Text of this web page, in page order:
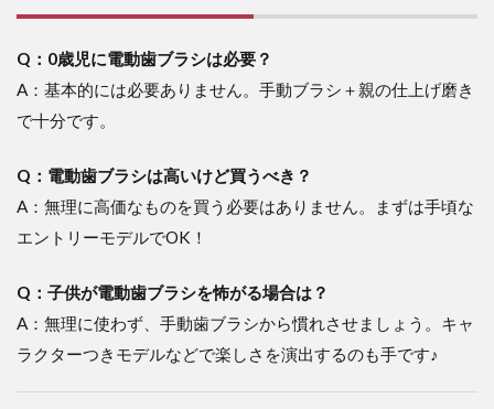
Q：0歳児に電動歯ブラシは必要？
A：基本的には必要ありません。手動ブラシ＋親の仕上げ磨き
で十分です。
Q：電動歯ブラシは高いけど買うべき？
A：無理に高価なものを買う必要はありません。まずは手頃な
エントリーモデルでOK！
Q：子供が電動歯ブラシを怖がる場合は？
A：無理に使わず、手動歯ブラシから慣れさせましょう。キャ
ラクターつきモデルなどで楽しさを演出するのも手です♪